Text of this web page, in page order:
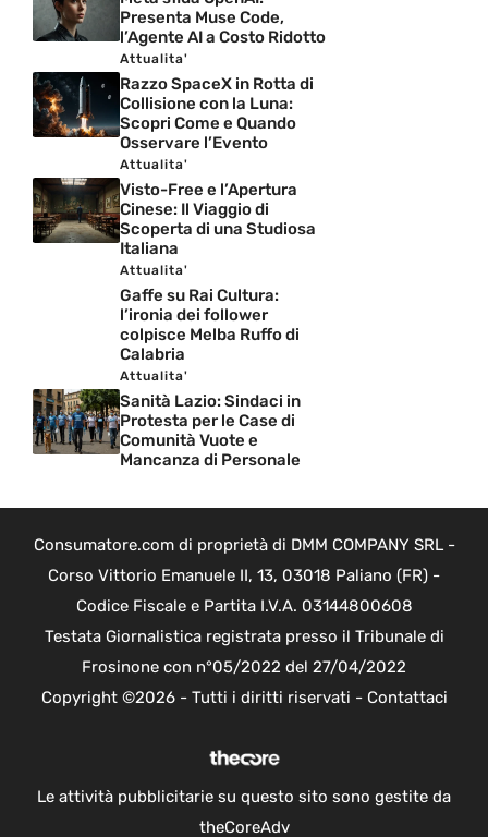
Presenta Muse Code,
l’Agente AI a Costo Ridotto
Attualita'
Razzo SpaceX in Rotta di
Collisione con la Luna:
Scopri Come e Quando
Osservare l’Evento
Attualita'
Visto-Free e l’Apertura
Cinese: Il Viaggio di
Scoperta di una Studiosa
Italiana
Attualita'
Gaffe su Rai Cultura:
l’ironia dei follower
colpisce Melba Ruffo di
Calabria
Attualita'
Sanità Lazio: Sindaci in
Protesta per le Case di
Comunità Vuote e
Mancanza di Personale
Consumatore.com di proprietà di DMM COMPANY SRL -
Corso Vittorio Emanuele II, 13, 03018 Paliano (FR) -
Codice Fiscale e Partita I.V.A. 03144800608
Testata Giornalistica registrata presso il Tribunale di
Frosinone con n°05/2022 del 27/04/2022
Copyright ©2026 - Tutti i diritti riservati - Contattaci
Le attività pubblicitarie su questo sito sono gestite da
theCoreAdv